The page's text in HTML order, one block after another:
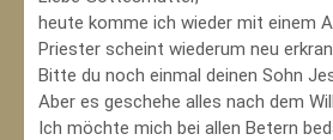
heute komme ich wieder mit einem
Priester scheint wiederum neu
Bitte du noch einmal deinen Sohn
Aber es geschehe alles nach dem
Ich möchte mich bei allen Betern